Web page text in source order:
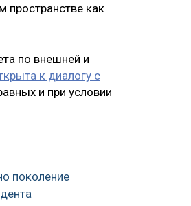
пространстве как
по внешней и
к диалогу с
и при условии
поколение